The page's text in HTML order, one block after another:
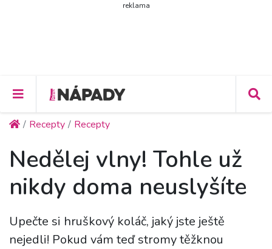
reklama
Recepty Recepty
Nedělej vlny! Tohle už
nikdy doma neuslyšíte
Upečte si hruškový koláč, jaký jste ještě
nejedli! Pokud vám teď stromy těžknou